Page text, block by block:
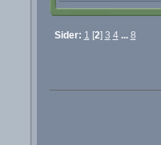
Sider: 1 [2] 3 4 ... 8